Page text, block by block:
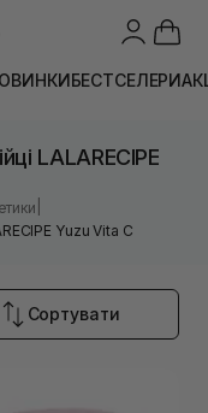
БЕСТСЕЛЕРИ
LALARECIPE
Yuzu Vita C
Сортувати